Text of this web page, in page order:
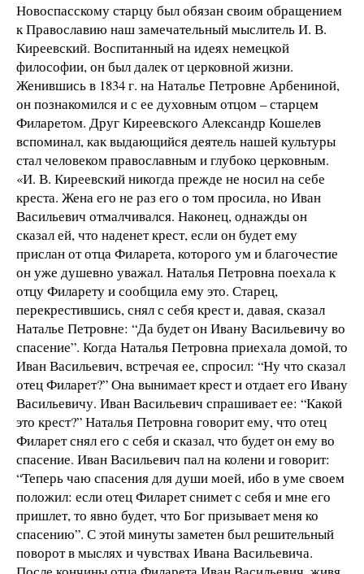
Новоспасскому старцу был обязан своим обращением
к Православию наш замечательный мыслитель И. В.
Киреевский. Воспитанный на идеях немецкой
философии, он был далек от церковной жизни.
Женившись в 1834 г. на Наталье Петровне Арбениной,
он познакомился и с ее духовным отцом – старцем
Филаретом. Друг Киреевского Александр Кошелев
вспоминал, как выдающийся деятель нашей культуры
стал человеком православным и глубоко церковным.
«И. В. Киреевский никогда прежде не носил на себе
креста. Жена его не раз его о том просила, но Иван
Васильевич отмалчивался. Наконец, однажды он
сказал ей, что наденет крест, если он будет ему
прислан от отца Филарета, которого ум и благочестие
он уже душевно уважал. Наталья Петровна поехала к
отцу Филарету и сообщила ему это. Старец,
перекрестившись, снял с себя крест и, давая, сказал
Наталье Петровне: “Да будет он Ивану Васильевичу во
спасение”. Когда Наталья Петровна приехала домой, то
Иван Васильевич, встречая ее, спросил: “Ну что сказал
отец Филарет?” Она вынимает крест и отдает его Ивану
Васильевичу. Иван Васильевич спрашивает ее: “Какой
это крест?” Наталья Петровна говорит ему, что отец
Филарет снял его с себя и сказал, что будет он ему во
спасение. Иван Васильевич пал на колени и говорит:
“Теперь чаю спасения для души моей, ибо в уме своем
положил: если отец Филарет снимет с себя и мне его
пришлет, то явно будет, что Бог призывает меня ко
спасению”. С этой минуты заметен был решительный
поворот в мыслях и чувствах Ивана Васильевича.